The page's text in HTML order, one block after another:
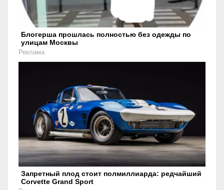
Блогерша прошлась полностью без одежды по
улицам Москвы
Реклама
Запретный плод стоит полмиллиарда: редчайший
Corvette Grand Sport